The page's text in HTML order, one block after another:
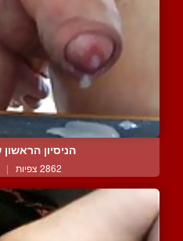
הניסיון
2862 צפיות |